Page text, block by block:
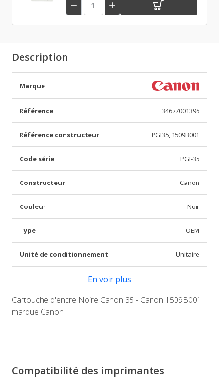
 
Description
Marque
Référence 34677001396
Référence constructeur PGI35, 1509B001
Code série PGI-35
Constructeur Canon
Couleur Noir
Type OEM
Unité de conditionnement Unitaire
En voir plus
Cartouche d'encre Noire Canon 35 - Canon 1509B001
marque Canon
Compatibilité des imprimantes